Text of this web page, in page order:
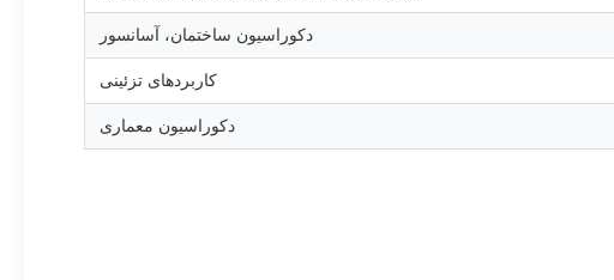
دکوراسیون ساختمان، آسانسور
کاربردهای تزئینی
دکوراسیون معماری